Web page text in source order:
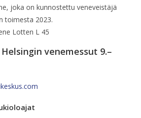
joka on kunnostettu veneveistäjä
toimesta 2023.
Lotten L 45
venemessut 9.–